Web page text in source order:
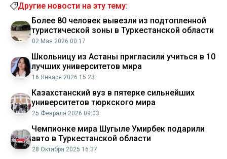
Другие новости на эту тему:
Более 80 человек вывезли из подтопленной
туристической зоны в Туркестанской области
02 Мая 2026 00:17
Школьницу из Астаны пригласили учиться в 10
лучших университетов мира
16 Января 2026 15:23
Казахстанский вуз в пятерке сильнейших
университетов тюркского мира
25 Февраля 2026 09:03
Чемпионке мира Шугыле Умирбек подарили
авто в Туркестанской области
28 Октября 2025 16:37